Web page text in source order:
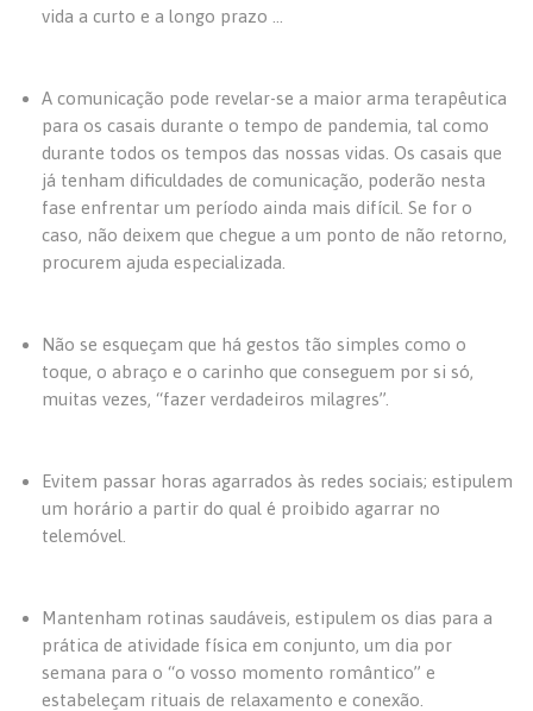
vida a curto e a longo prazo …
A comunicação pode revelar-se a maior arma terapêutica
para os casais durante o tempo de pandemia, tal como
durante todos os tempos das nossas vidas. Os casais que
já tenham dificuldades de comunicação, poderão nesta
fase enfrentar um período ainda mais difícil. Se for o
caso, não deixem que chegue a um ponto de não retorno,
procurem ajuda especializada.
Não se esqueçam que há gestos tão simples como o
toque, o abraço e o carinho que conseguem por si só,
muitas vezes, “fazer verdadeiros milagres”.
Evitem passar horas agarrados às redes sociais; estipulem
um horário a partir do qual é proibido agarrar no
telemóvel.
Mantenham rotinas saudáveis, estipulem os dias para a
prática de atividade física em conjunto, um dia por
semana para o “o vosso momento romântico” e
estabeleçam rituais de relaxamento e conexão.